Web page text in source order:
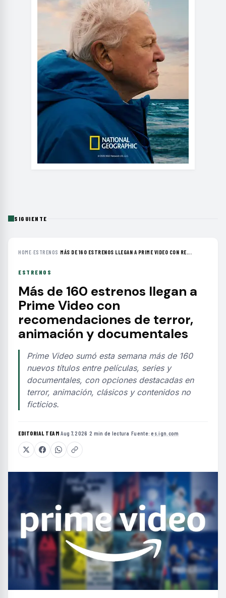
SIGUIENTE
HOME›ESTRENOS ›MÁS DE 160 ESTRENOS LLEGAN A PRIME VIDEO CON RE...
ESTRENOS
Más de 160 estrenos llegan a
Prime Video con
recomendaciones de terror,
animación y documentales
Prime Video sumó esta semana más de 160
nuevos títulos entre películas, series y
documentales, con opciones destacadas en
terror, animación, clásicos y contenidos no
ficticios.
EDITORIAL TEAM·Aug 7, 2026 ·2 min de lectura ·Fuente:es.ign.com